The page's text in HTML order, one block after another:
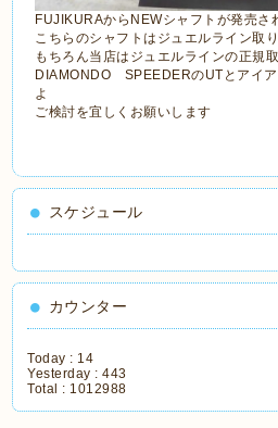
FUJIKURAからNEWシャフトが発売さ
こちらのシャフトはジュエルライン取
もちろん当店はジュエルラインの正規
DIAMONDO SPEEDERのUTとアイ
よ
ご検討を宜しくお願いします
スケジュール
カウンター
Today : 14
Yesterday :443
Total : 1012988